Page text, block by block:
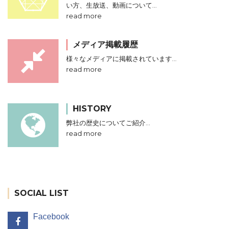
い方、生放送、動画について…
read more
メディア掲載履歴
様々なメディアに掲載されています…
read more
HISTORY
弊社の歴史についてご紹介…
read more
SOCIAL LIST
Facebook